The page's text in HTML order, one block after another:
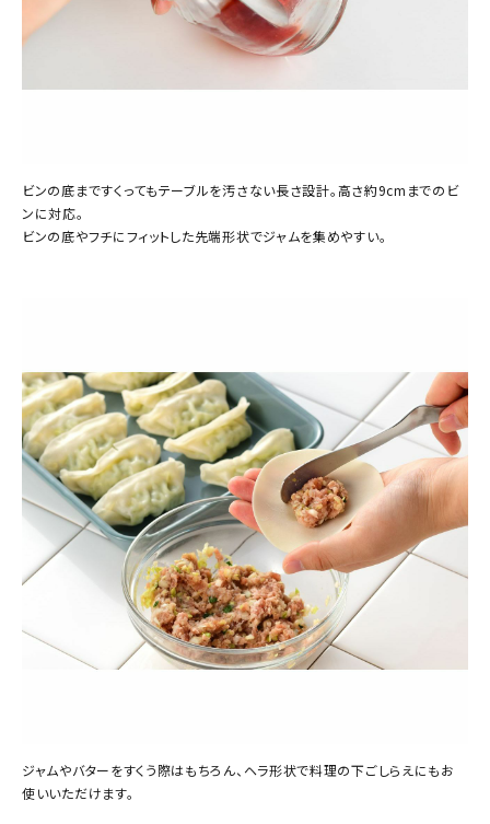
ビンの底まですくってもテーブルを汚さない長さ設計。高さ約9cmまでのビ
ンに対応。
ビンの底やフチにフィットした先端形状でジャムを集めやすい。
ジャムやバターをすくう際はもちろん、ヘラ形状で料理の下ごしらえにもお
使いいただけます。